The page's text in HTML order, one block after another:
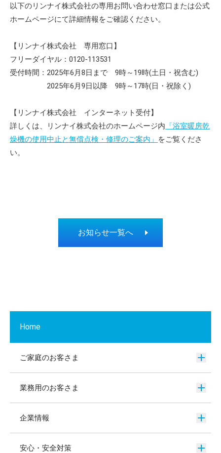
以下のリンナイ株式会社の専用お問い合わせ窓口または公式
ホームページにて詳細情報をご確認ください。
【リンナイ株式会社 専用窓口】
フリーダイヤル：0120-113531
受付時間：2025年6月8日まで 9時～19時(土日・祝含む)
2025年6月9日以降 9時～17時(日・祝除く)
【リンナイ株式会社 インターネット受付】
詳しくは、リンナイ株式会社のホームページ内 「浴室暖房乾
燥機の使用中止と無償点検・修理のご案内」
をご覧くださ
い。
お知らせ一覧へ
Home
ご家庭のお客さま
業務用のお客さま
企業情報
安心・安全対策